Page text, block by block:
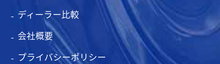
ディーラー比較
会社概要
プライバシーポリシー